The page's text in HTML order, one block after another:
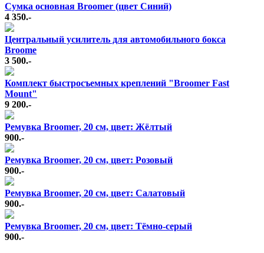
Сумка основная Broomer (цвет Синий)
4 350.-
Центральный усилитель для автомобильного бокса
Broome
3 500.-
Комплект быстросъемных креплений "Broomer Fast
Mount"
9 200.-
Ремувка Broomer, 20 см, цвет: Жёлтый
900.-
Ремувка Broomer, 20 см, цвет: Розовый
900.-
Ремувка Broomer, 20 см, цвет: Салатовый
900.-
Ремувка Broomer, 20 см, цвет: Тёмно-серый
900.-